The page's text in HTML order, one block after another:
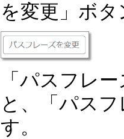
を変更」ボ
「パスフレ
と、「パス
す。